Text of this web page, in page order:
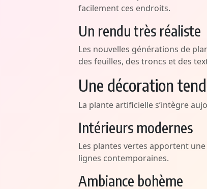
facilement ces endroits.
Un rendu très réaliste
Les nouvelles générations de
des feuilles, des troncs et des
Une décoration
La plante artificielle s’intègre
Intérieurs modernes
Les plantes vertes apportent
lignes contemporaines.
Ambiance bohème